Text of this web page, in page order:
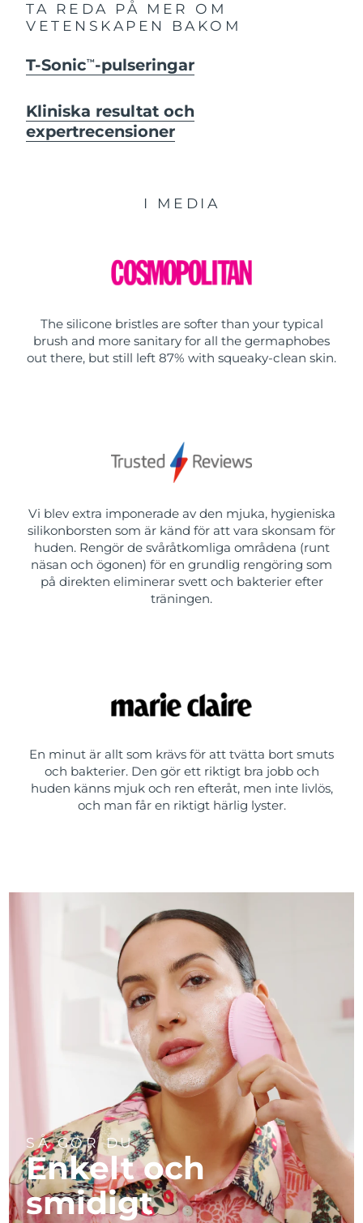
TA REDA PÅ MER OM
VETENSKAPEN BAKOM
T-SonicTM -pulseringar
Kliniska resultat och
expertrecensioner
I MEDIA
The silicone bristles are softer than your typical
brush and more sanitary for all the germaphobes
out there, but still left 87% with squeaky-clean skin.
Vi blev extra imponerade av den mjuka, hygieniska
silikonborsten som är känd för att vara skonsam för
huden. Rengör de svåråtkomliga områdena (runt
näsan och ögonen) för en grundlig rengöring som
på direkten eliminerar svett och bakterier efter
träningen.
En minut är allt som krävs för att tvätta bort smuts
och bakterier. Den gör ett riktigt bra jobb och
huden känns mjuk och ren efteråt, men inte livlös,
och man får en riktigt härlig lyster.
SÅ GÖR DU
Enkelt och
smidigt